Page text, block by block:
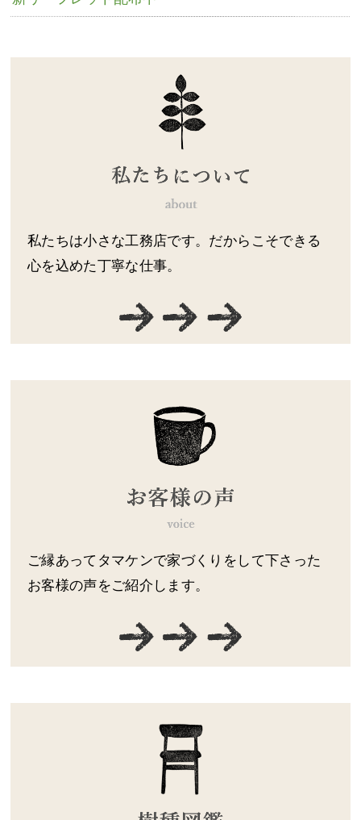
私たちは小さな工務店です。だからこそできる
心を込めた丁寧な仕事。
ご縁あってタマケンで家づくりをして下さった
お客様の声をご紹介します。